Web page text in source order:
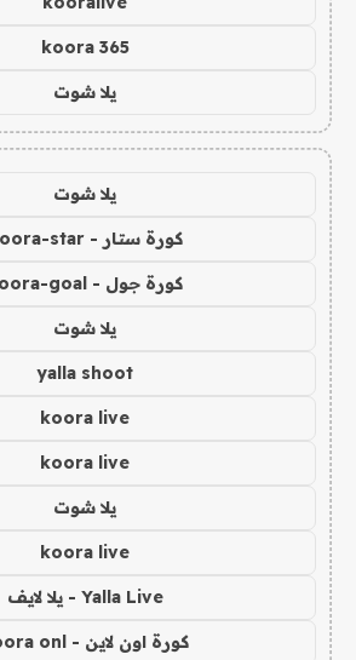
koora 365
يلا شوت
يلا شوت
كورة ستار - koora-star
كورة جول - koora-goal
يلا شوت
yalla shoot
koora live
koora live
يلا شوت
koora live
Yalla Live - يلا لايف
كورة اون لاين - koora onl